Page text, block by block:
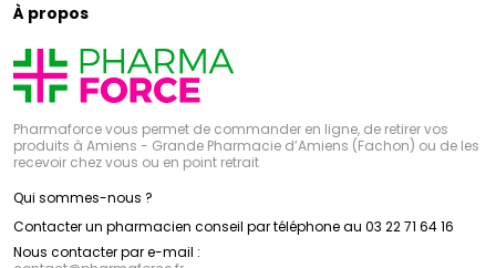
À propos
Pharmaforce vous permet de commander en ligne, de retirer vos
produits à Amiens - Grande Pharmacie d’Amiens (Fachon) ou de les
recevoir chez vous ou en point retrait
Qui sommes-nous ?
Contacter un pharmacien conseil par téléphone au 03 22 71 64 16
Nous contacter par e-mail :